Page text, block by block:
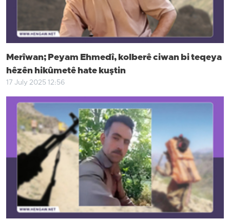
Merîwan; Peyam Ehmedî, kolberê ciwan bi teqeya
hêzên hikûmetê hate kuştin
17 July 2025 12:56